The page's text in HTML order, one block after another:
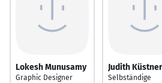
Lokesh Munusamy
Graphic Designer
Judith Küstner
Selbständige